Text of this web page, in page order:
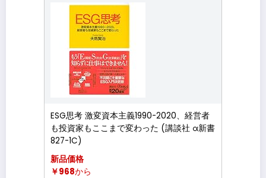
ESG思考 激変資本主義1990-2020、経営者
も投資家もここまで変わった (講談社 α新書
827-1C)
新品価格
￥968から